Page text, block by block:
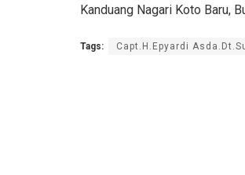
Kanduang Nagari Koto Baru,
Tags: Capt.H.Epyardi